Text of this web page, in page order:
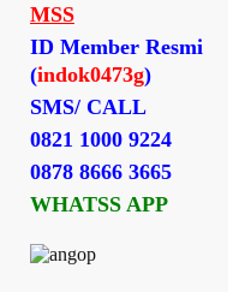
MSS
ID Member Resmi
(indok0473g)
SMS/ CALL
0821 1000 9224
0878 8666 3665
WHATSS APP